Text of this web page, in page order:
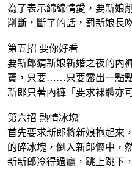
為了表示綿綿情愛，要新娘
削斷，斷了的話，罰新娘長
第五招 要你好看
要新郎猜新娘新婚之夜的內
寶，只要……只要露出一點
新郎只著內褲「要求裸體亦
第六招 熱情冰塊
首先要求新郎將新娘抱起來
的碎冰塊，倒入新郎懷中，
新新郎冷得過癮，跳上跳下